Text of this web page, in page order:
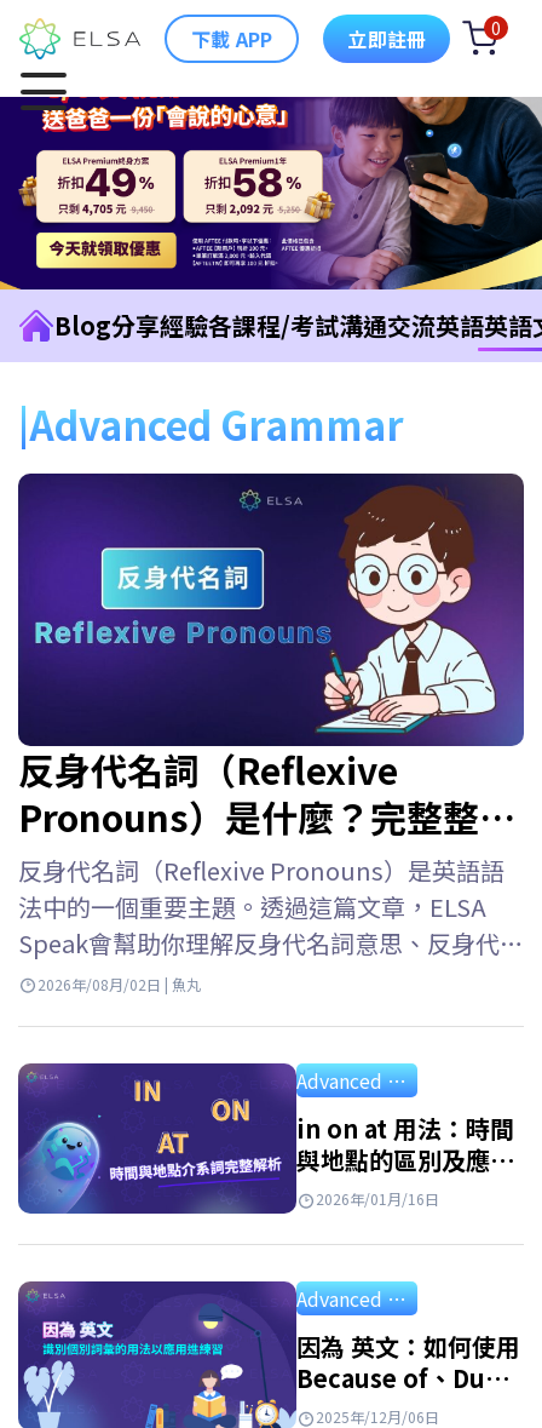
下載 APP 立即註冊 0
Blog分享經驗各課程/考試溝通交流英語英語
Advanced Grammar
反身代名詞（Reflexive
Pronouns）是什麼？完整整理
用法、位置、表格與練習題
反身代名詞（Reflexive Pronouns）是英語語
法中的一個重要主題。透過這篇文章，ELSA
Speak會幫助你理解反身代名詞意思、反身代名
詞用法、反身代名詞位置、如何與人稱代名詞
詞 英文 (Reflexive Pronouns) 是指句子中的主
詞和受詞指涉同一個人或事物時，用來指稱執
行動作的人或物的代名詞。此外，反身代名詞
也用於強調主詞或表示由自己完成某個動作。
2026年/08月/02日 | 魚丸
Advanced Grammar
in on at 用法：時間
與地點的區別及應用
練習
2026年/01月/16日
Advanced Grammar
因為 英文：如何使用
Because of、Due
to、Owing to 以及
2025年/12月/06日